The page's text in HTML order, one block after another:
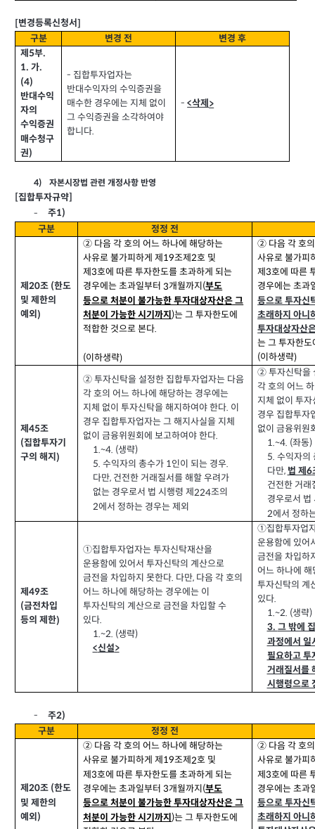
[변경등록신청서]
구분
변경 전
변경 후
제 5부.
1.가.
(4)
반대수익
자의
수익증권
매수청구
권)
- 집합투자업자는
반대수익자의 수익증권을
매수한 경우에는 지체 없이
그 수익증권을 소각하여야
합니다.
-<삭제 >
4) 자본시장법 관련 개정사항 반영
[집합투자규약]
-
주1)
구분
정정 전
제20조 (한도
및 제한의
예외)
② 다음 각 호의 어느 하나에 해당하는
사유로 불가피하게 제 19조제2호 및
제3호에 따른 투자한도를 초과하게 되는
경우에는 초과일부터 3개월까지 (부도
등으로 처분이 불가능한 투자대상자산은 그
처분이 가능한 시기까지 )는 그 투자한도에
적합한 것으로 본다.
(이하생략)
② 다음 각 호
사유로 불가피
제3호에 따른
경우에는 초과
등으로 투자신
초래하지 아니
투자대상자산
는 그 투자한
(이하생략)
제45조
(집합투자기
구의 해지)
② 투자신탁을 설정한 집합투자업자는 다음
각 호의 어느 하나에 해당하는 경우에는
지체 없이 투자신탁을 해지하여야 한다. 이
경우 집합투자업자는 그 해지사실을 지체
없이 금융위원회에 보고하여야 한다.
1.~4. (생략)
5. 수익자의 총수가1인이 되는 경우.
다만, 건전한 거래질서를 해할 우려가
없는 경우로서 법 시행령 제224조의
2에서 정하는 경우는 제외
② 투자신탁을
각 호의 어느
지체 없이 투
경우 집합투자
없이 금융위원
1.~4. (좌동)
5. 수익자의
다만, 법 제6
건전한 거래
경우로서 법
2에서 정하
제49조
(금전차입
등의 제한)
①집합투자업자는 투자신탁재산을
운용함에 있어서 투자신탁의 계산으로
금전을 차입하지 못한다. 다만, 다음 각 호의
어느 하나에 해당하는 경우에는 이
투자신탁의 계산으로 금전을 차입할 수
있다.
1.~2. (생략)
<신설>
①집합투자업
운용함에 있어
금전을 차입하
어느 하나에
투자신탁의 계
있다.
1.~2. (생략)
3. 그 밖에
과정에서 일
필요하고 투
거래질서를
시행령으로
- 주2)
구분
정정 전
제20조 (한도
및 제한의
예외 )
② 다음 각 호의 어느 하나에 해당하는
사유로 불가피하게 제 19조제2호 및
제3호에 따른 투자한도를 초과하게 되는
경우에는 초과일부터 3개월까지 (부도
등으로 처분이 불가능한 투자대상자산은 그
처분이 가능한 시기까지 )는 그 투자한도에
② 다음 각 호
사유로 불가피
제3호에 따른
경우에는 초과
등으로 투자신
초래하지 아니